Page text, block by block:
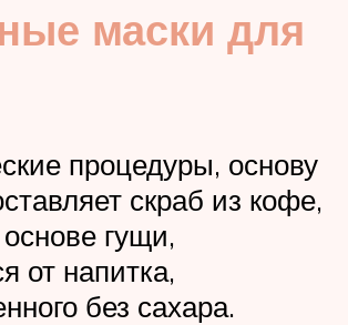
маски для
процедуры, основу
скраб из кофе,
гущи,
от напитка,
без сахара.